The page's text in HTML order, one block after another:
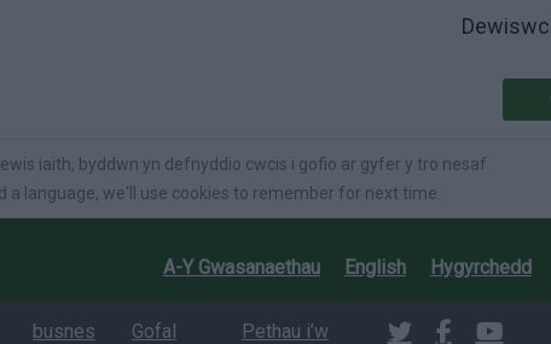
iaith, byddwn yn defnyddio cwcis i gofio ar gyfer y tro nesaf
a language, we'll use cookies to remember for next time.
A-Y Gwasanaethau English Hygyrchedd
busnes Gofal
Pethau i’w